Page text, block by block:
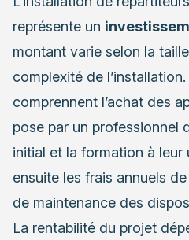
représente un
montant varie selon la
complexité de
comprennent l’achat des
pose par un professionnel
initial et la formation à leur
ensuite les frais annuels
de maintenance des
La rentabilité du projet